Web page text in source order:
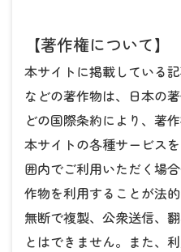
【著作権について】
本サイトに掲載している
などの著作物は、日本の
どの国際条約により、著
本サイトの各種サービス
囲内でご利用いただく場
作物を利用することが法
無断で複製、公衆送信、
とはできません。また、